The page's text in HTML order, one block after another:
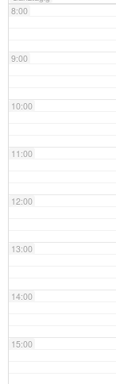
8:00
9:00
10:00
11:00
12:00
13:00
14:00
15:00